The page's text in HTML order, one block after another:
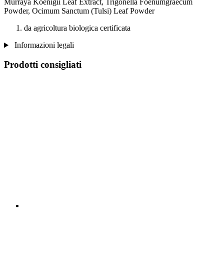
Murraya Koenigii Leaf Extract, Trigonella Foenumgraecum
Powder, Ocimum Sanctum (Tulsi) Leaf Powder
da agricoltura biologica certificata
Informazioni legali
Prodotti consigliati